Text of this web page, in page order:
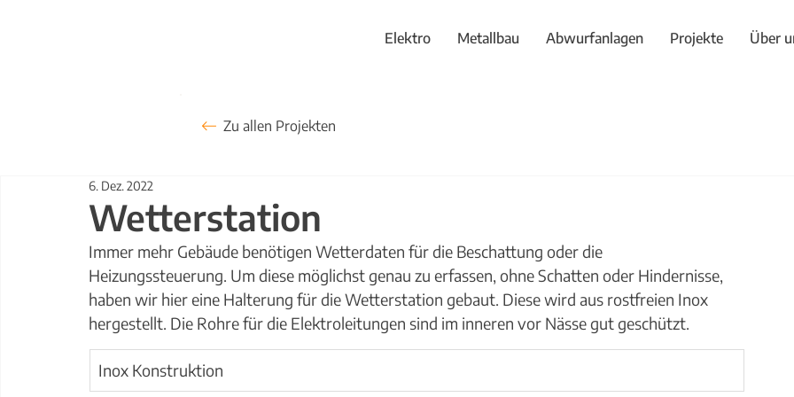
Elektro Metallbau Abwurfanlagen Projekte Über
Wetterstation
6. Dez. 2022
Immer mehr Gebäude benötigen Wetterdaten für die Beschattung oder die
Heizungssteuerung. Um diese möglichst genau zu erfassen, ohne Schatten oder Hindernisse,
haben wir hier eine Halterung für die Wetterstation gebaut. Diese wird aus rostfreien Inox
hergestellt. Die Rohre für die Elektroleitungen sind im inneren vor Nässe gut geschützt.
Inox Konstruktion
Zu allen Projekten